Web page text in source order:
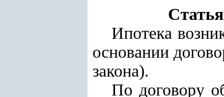
Ипотека
основании
закона).
По договору